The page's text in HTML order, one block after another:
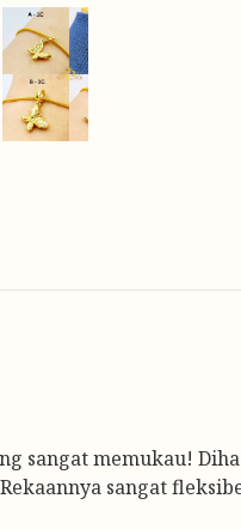
sangat memukau!
sangat